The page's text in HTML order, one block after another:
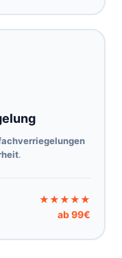
.
★★★★★
ab 99€